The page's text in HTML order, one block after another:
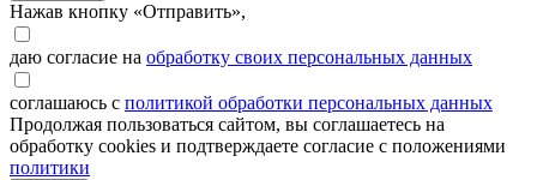
Нажав кнопку «Отправить»,
даю согласие на обработку своих персональных данных
соглашаюсь с политикой обработки персональных данных
Продолжая пользоваться сайтом, вы соглашаетесь на
обработку cookies и подтверждаете согласие с положениями
политики